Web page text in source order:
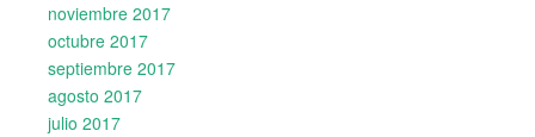
noviembre 2017
octubre 2017
septiembre 2017
agosto 2017
julio 2017